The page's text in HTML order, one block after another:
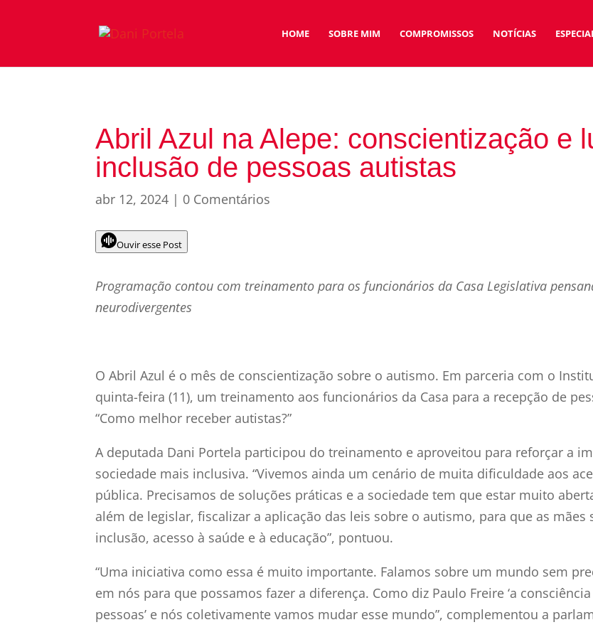
HOME SOBRE MIM COMPROMISSOS NOTÍCIAS
Abril Azul na Alepe: conscientização e
inclusão de pessoas autistas
abr 12, 2024 | 0 Comentários
Ouvir esse Post
Programação contou com treinamento para os funcionários da Casa Legislativa
neurodivergentes
O Abril Azul é o mês de conscientização sobre o autismo. Em parceria com o
quinta-feira (11), um treinamento aos funcionários da Casa para a recepção de
“Como melhor receber autistas?”
A deputada Dani Portela participou do treinamento e aproveitou para reforçar a
sociedade mais inclusiva. “Vivemos ainda um cenário de muita dificuldade aos
pública. Precisamos de soluções práticas e a sociedade tem que estar muito
além de legislar, fiscalizar a aplicação das leis sobre o autismo, para que as
inclusão, acesso à saúde e à educação”, pontuou.
“Uma iniciativa como essa é muito importante. Falamos sobre um mundo sem
em nós para que possamos fazer a diferença. Como diz Paulo Freire ‘a
pessoas’ e nós coletivamente vamos mudar esse mundo”, complementou a